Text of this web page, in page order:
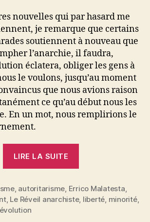
nouvelles qui par hasard me
je remarque que certains
soutiennent à nouveau que
l’anarchie, il faudra,
éclatera, obliger les gens à
le voulons, jusqu’au moment
que nous avions raison
ce qu’au début nous les
En un mot, nous remplirions le
LIRE LA SUITE
Répétitions
autoritaires »
, autoritarisme, Errico Malatesta,
, Le Réveil anarchiste, liberté, minorité,